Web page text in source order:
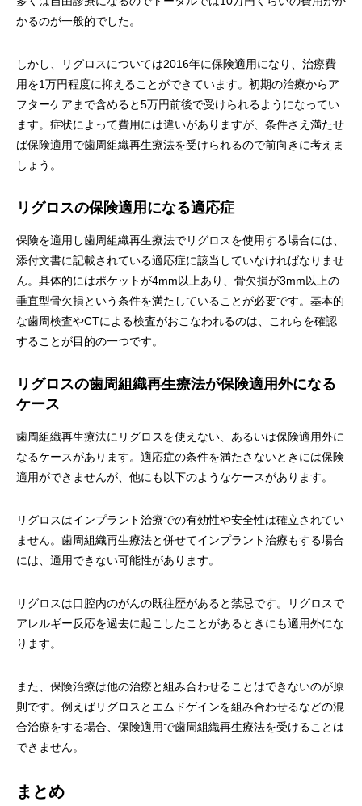
かるのが一般的でした。
しかし、リグロスについては2016年に保険適用になり、治療費
用を1万円程度に抑えることができています。初期の治療からア
フターケアまで含めると5万円前後で受けられるようになってい
ます。症状によって費用には違いがありますが、条件さえ満たせ
ば保険適用で歯周組織再生療法を受けられるので前向きに考えま
しょう。
リグロスの保険適用になる適応症
保険を適用し歯周組織再生療法でリグロスを使用する場合には、
添付文書に記載されている適応症に該当していなければなりませ
ん。具体的にはポケットが4mm以上あり、骨欠損が3mm以上の
垂直型骨欠損という条件を満たしていることが必要です。基本的
な歯周検査やCTによる検査がおこなわれるのは、これらを確認
することが目的の一つです。
リグロスの歯周組織再生療法が保険適用外になる
ケース
歯周組織再生療法にリグロスを使えない、あるいは保険適用外に
なるケースがあります。適応症の条件を満たさないときには保険
適用ができませんが、他にも以下のようなケースがあります。
リグロスはインプラント治療での有効性や安全性は確立されてい
ません。歯周組織再生療法と併せてインプラント治療もする場合
には、適用できない可能性があります。
リグロスは口腔内のがんの既往歴があると禁忌です。リグロスで
アレルギー反応を過去に起こしたことがあるときにも適用外にな
ります。
また、保険治療は他の治療と組み合わせることはできないのが原
則です。例えばリグロスとエムドゲインを組み合わせるなどの混
合治療をする場合、保険適用で歯周組織再生療法を受けることは
できません。
まとめ